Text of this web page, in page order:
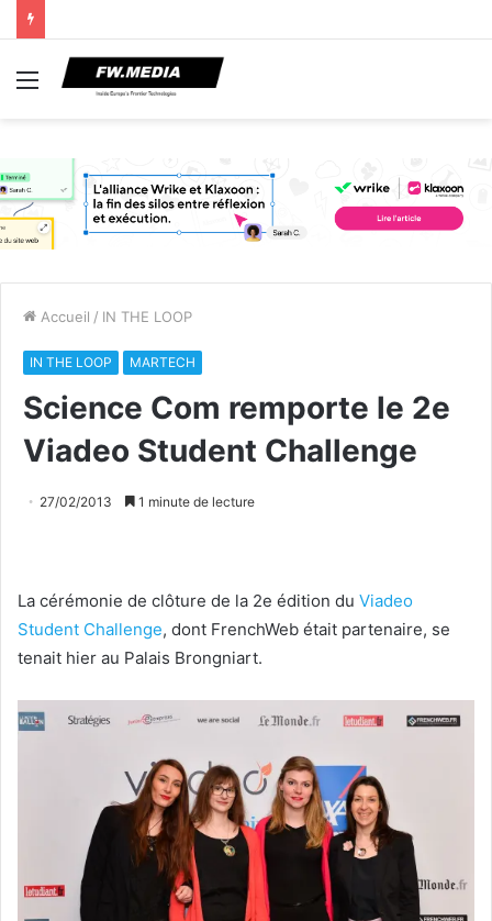
Menu
Accueil / IN THE LOOP
IN THE LOOP MARTECH
Science Com remporte le 2e
Viadeo Student Challenge
27/02/2013 1 minute de lecture
La cérémonie de clôture de la 2e édition du Viadeo
Student Challenge, dont FrenchWeb était partenaire, se
tenait hier au Palais Brongniart.